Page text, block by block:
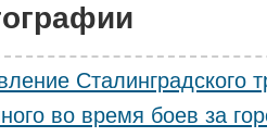
Сталинградского
во время боев за